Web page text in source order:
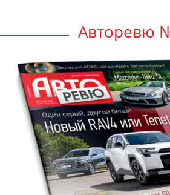
Авторевю